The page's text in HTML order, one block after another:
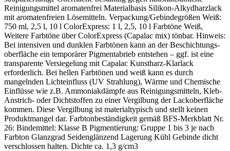
Reinigungsmittel aromatenfrei Materialbasis Silikon-Alkydharzlack
mit aromatenfreien Lösemitteln. Verpackung/Gebindegrößen Weiß:
750 ml, 2,5 l, 10 l ColorExpress: 1 l, 2,5, 10 l Farbtöne Weiß,
Weitere Farbtöne über ColorExpress (Capalac mix) tönbar. Hinweis:
Bei intensiven und dunklen Farb­tönen kann an der Beschichtungs­
ober­fläche ein temporärer Pigmentabrieb ent­stehen – ggf. ist eine
transparente Versiegelung mit Capalac Kunstharz-Klarlack
erforderlich. Bei hellen Farbtönen und weiß kann es durch
mangelnden Lichteinfluss (UV Strahlung), Wärme und Chemische
Einflüsse wie z.B. Ammoniakdämpfe aus Reinigungsmitteln, Kleb-
Anstrich- oder Dichtstoffen zu einer Vergilbung der Lackoberfläche
kommen. Diese Vergilbung ist materialtypisch und stellt keinen
Produktmangel dar. Farbtonbeständigkeit gemäß BFS-Merkblatt Nr.
26: Bindemittel: Klasse B Pigmentierung: Gruppe 1 bis 3 je nach
Farbton Glanzgrad Seidenglänzend Lagerung Kühl Gebinde dicht
verschlossen halten. Dichte ca. 1,3 g/cm3